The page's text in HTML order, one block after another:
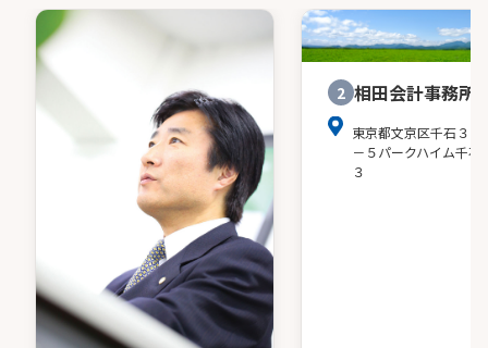
2 相田会計事務所
東京都文京区千石３－
－５パークハイム千石
３